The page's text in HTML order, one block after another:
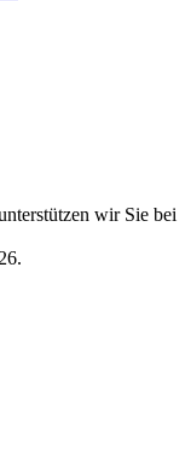
wir Sie bei